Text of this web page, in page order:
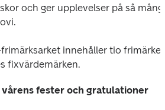
och ger upplevelser på så
frimärksarket innehåller tio
fixvärdemärken.
fester och gratulationer